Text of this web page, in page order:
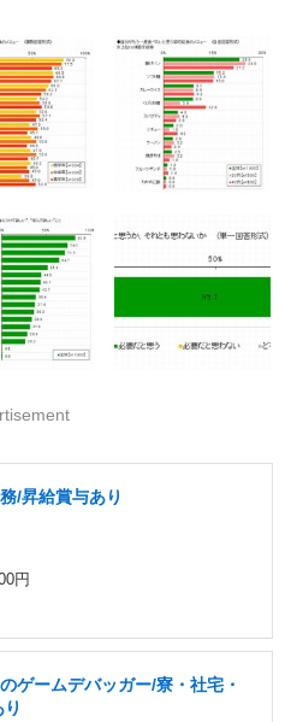
/昇給賞与あり
円
ゲームデバッガー/寮・社宅・